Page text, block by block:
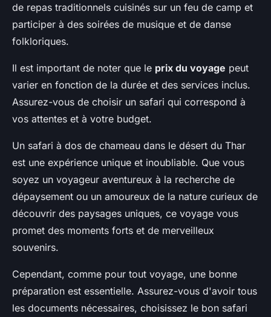
de repas traditionnels cuisinés sur un feu de camp et
participer à des soirées de musique et de danse
folkloriques.
Il est important de noter que le prix du voyage peut
varier en fonction de la durée et des services inclus.
Assurez-vous de choisir un safari qui correspond à
vos attentes et à votre budget.
Un safari à dos de chameau dans le désert du Thar
est une expérience unique et inoubliable. Que vous
soyez un voyageur aventureux à la recherche de
dépaysement ou un amoureux de la nature curieux de
découvrir des paysages uniques, ce voyage vous
promet des moments forts et de merveilleux
souvenirs.
Cependant, comme pour tout voyage, une bonne
préparation est essentielle. Assurez-vous d'avoir tous
les documents nécessaires, choisissez le bon safari